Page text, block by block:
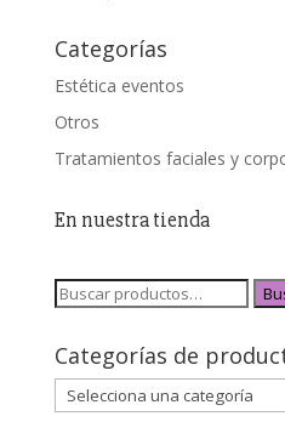
Categorías
Estética eventos
Otros
Tratamientos faciales y
En nuestra tienda
Categorías de